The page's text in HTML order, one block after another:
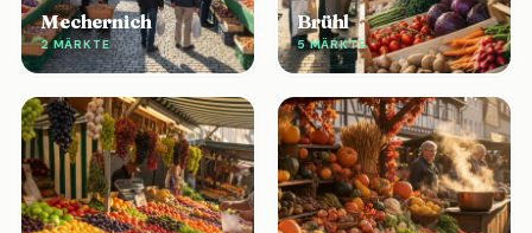
Mechernich
2 MÄRKTE
Brühl
5 MÄRKTE